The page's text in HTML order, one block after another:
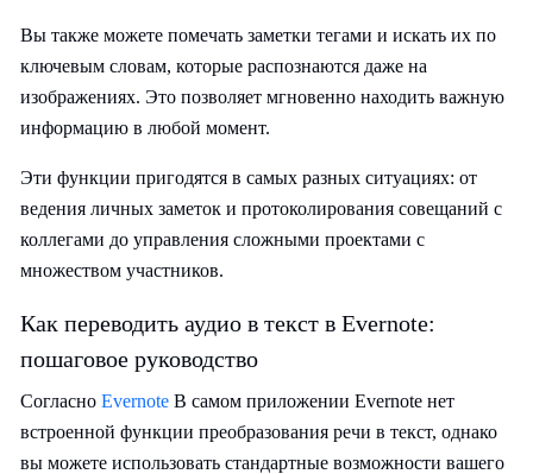
Вы также можете помечать заметки тегами и искать их по
ключевым словам, которые распознаются даже на
изображениях. Это позволяет мгновенно находить важную
информацию в любой момент.
Эти функции пригодятся в самых разных ситуациях: от
ведения личных заметок и протоколирования совещаний с
коллегами до управления сложными проектами с
множеством участников.
Как переводить аудио в текст в Evernote:
пошаговое руководство
Согласно Evernote В самом приложении Evernote нет
встроенной функции преобразования речи в текст, однако
вы можете использовать стандартные возможности вашего